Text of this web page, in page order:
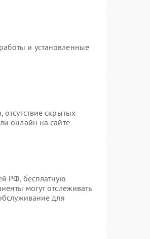
и установленные
скрытых
онлайн на сайте
РФ, бесплатную
могут отслеживать
для